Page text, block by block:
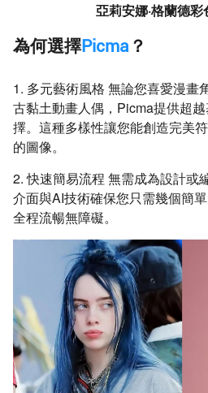
亞莉安娜·格蘭德
為何選擇Picma ？
1. 多元藝術風格 無論您喜愛漫畫
古黏土動畫人偶，Picma提供超
擇。這種多樣性讓您能創造完美
的圖像。
2. 快速簡易流程 無需成為設計或
介面與AI技術確保您只需幾個簡
全程流暢無障礙。